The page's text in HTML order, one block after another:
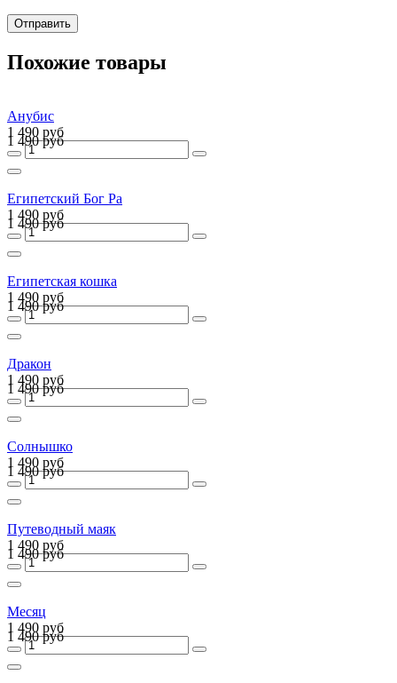
Отправить
Похожие товары
Анубис
1 490 руб
1 490 руб
Египетский Бог Ра
1 490 руб
1 490 руб
Египетская кошка
1 490 руб
1 490 руб
Дракон
1 490 руб
1 490 руб
Солнышко
1 490 руб
1 490 руб
Путеводный маяк
1 490 руб
1 490 руб
Месяц
1 490 руб
1 490 руб